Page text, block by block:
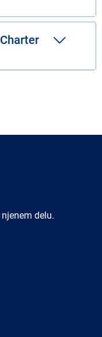
delu.